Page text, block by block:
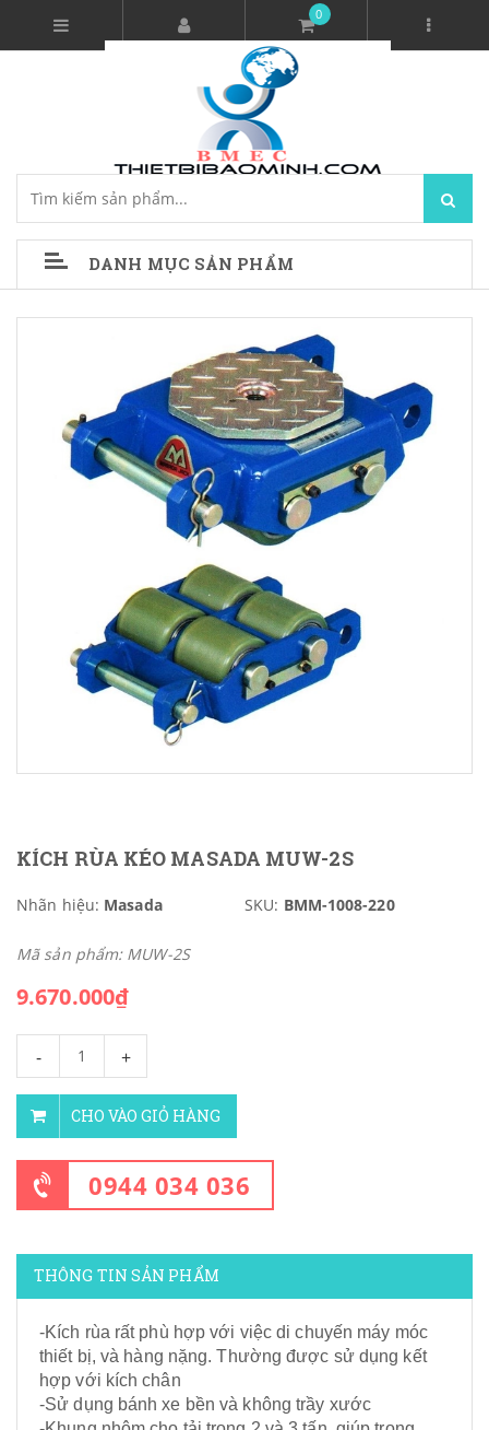
0
DANH MỤC SẢN PHẨM
KÍCH RÙA KÉO MASADA MUW-2S
Nhãn hiệu: Masada SKU: BMM-1008-220
Mã sản phẩm: MUW-2S
9.670.000₫
- +
CHO VÀO GIỎ HÀNG
0944 034 036
THÔNG TIN SẢN PHẨM
-Kích rùa rất phù hợp với việc di chuyến máy móc
thiết bị, và hàng nặng. Thường được sử dụng kết
hợp với kích chân
-Sử dụng bánh xe bền và không trầy xước